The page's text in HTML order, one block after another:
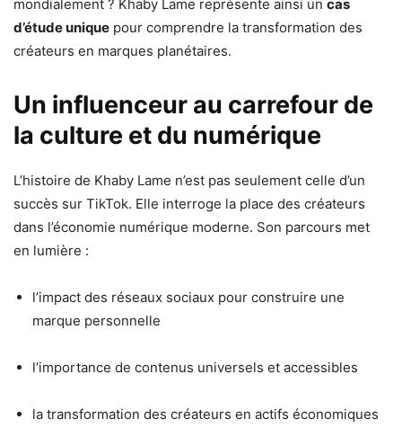
mondialement ? Khaby Lame représente ainsi un cas
d’étude unique pour comprendre la transformation des
créateurs en marques planétaires.
Un influenceur au carrefour de
la culture et du numérique
L’histoire de Khaby Lame n’est pas seulement celle d’un
succès sur TikTok. Elle interroge la place des créateurs
dans l’économie numérique moderne. Son parcours met
en lumière :
l’impact des réseaux sociaux pour construire une
marque personnelle
l’importance de contenus universels et accessibles
la transformation des créateurs en actifs économiques